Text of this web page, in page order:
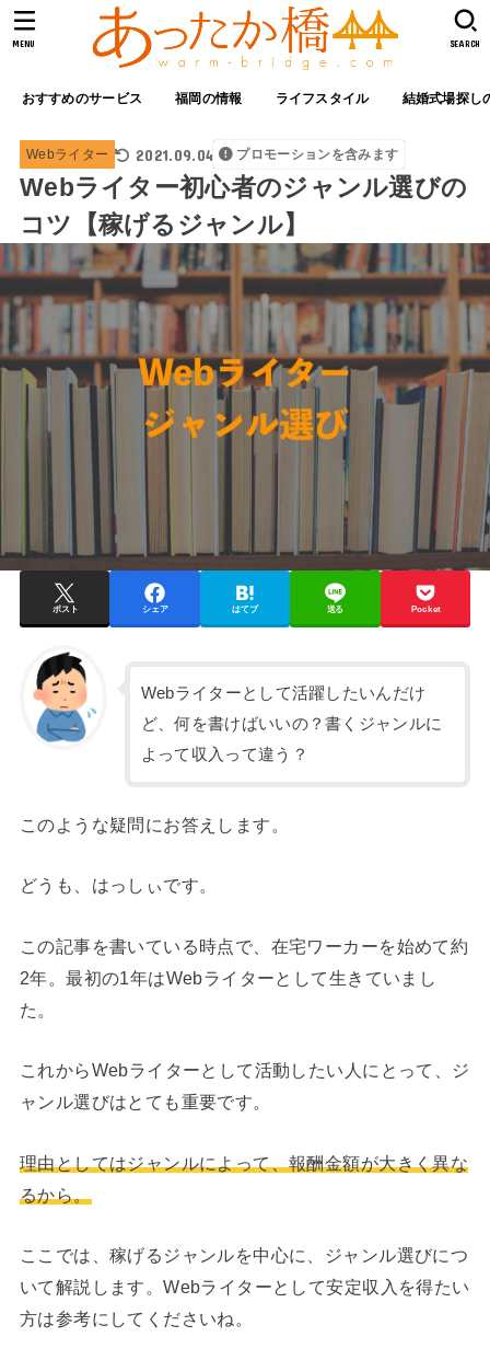
おすすめのサービス 福岡の情報 ライフスタイル 結婚式場探し
SEARCH
MENU
Webライター 2021.09.04 プロモーションを含みます
Webライター初心者のジャンル選びの
コツ【稼げるジャンル】
ポスト シェア はてブ 送る Pocket
Webライターとして活躍したいんだけ
ど、何を書けばいいの？書くジャンルに
よって収入って違う？
このような疑問にお答えします。
どうも、はっしぃです。
この記事を書いている時点で、在宅ワーカーを始めて約
2年。最初の1年はWebライターとして生きていまし
た。
これからWebライターとして活動したい人にとって、ジ
ャンル選びはとても重要です。
理由としてはジャンルによって、報酬金額が大きく異な
るから。
ここでは、稼げるジャンルを中心に、ジャンル選びにつ
いて解説します。Webライターとして安定収入を得たい
方は参考にしてくださいね。